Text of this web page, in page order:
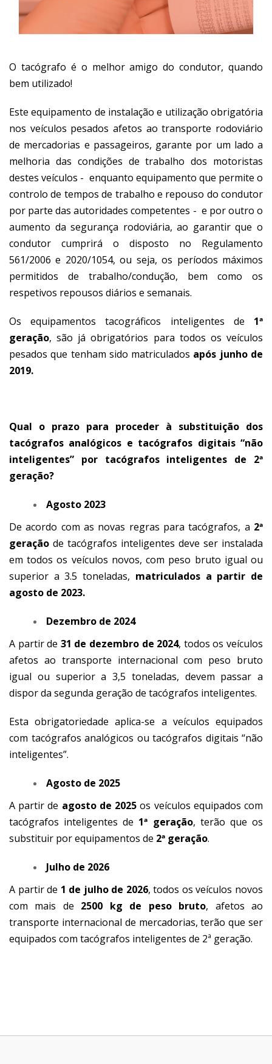
O tacógrafo é o melhor amigo do condutor, quando
bem utilizado!
Este equipamento de instalação e utilização obrigatória
nos veículos pesados afetos ao transporte rodoviário
de mercadorias e passageiros, garante por um lado a
melhoria das condições de trabalho dos motoristas
destes veículos - enquanto equipamento que permite o
controlo de tempos de trabalho e repouso do condutor
por parte das autoridades competentes - e por outro o
aumento da segurança rodoviária, ao garantir que o
condutor cumprirá o disposto no Regulamento
561/2006 e 2020/1054, ou seja, os períodos máximos
permitidos de trabalho/condução, bem como os
respetivos repousos diários e semanais.
Os equipamentos tacográficos inteligentes de 1ª
geração, são já obrigatórios para todos os veículos
pesados que tenham sido matriculados após junho de
2019.
Qual o prazo para proceder à substituição dos
tacógrafos analógicos e tacógrafos digitais “não
inteligentes” por tacógrafos inteligentes de 2ª
geração?
Agosto 2023
De acordo com as novas regras para tacógrafos, a 2ª
geração de tacógrafos inteligentes deve ser instalada
em todos os veículos novos, com peso bruto igual ou
superior a 3.5 toneladas, matriculados a partir de
agosto de 2023.
Dezembro de 2024
A partir de 31 de dezembro de 2024, todos os veículos
afetos ao transporte internacional com peso bruto
igual ou superior a 3,5 toneladas, devem passar a
dispor da segunda geração de tacógrafos inteligentes.
Esta obrigatoriedade aplica-se a veículos equipados
com tacógrafos analógicos ou tacógrafos digitais “não
inteligentes”.
Agosto de 2025
A partir de agosto de 2025 os veículos equipados com
tacógrafos inteligentes de 1ª geração, terão que os
substituir por equipamentos de 2ª geração.
Julho de 2026
A partir de 1 de julho de 2026, todos os veículos novos
com mais de 2500 kg de peso bruto, afetos ao
transporte internacional de mercadorias, terão que ser
equipados com tacógrafos inteligentes de 2ª geração.